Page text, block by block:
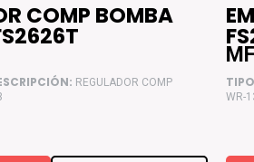
COMP BOMBA
REGULADOR COMP
WR-